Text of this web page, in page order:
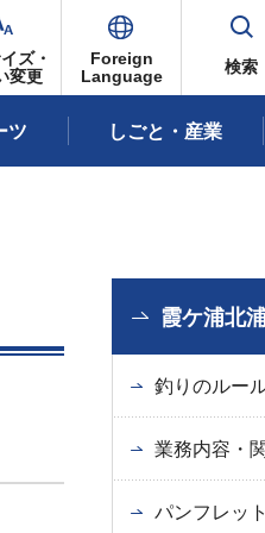
ズ・
変更
Foreign
Language
検索
ツ しごと・産業
霞ケ浦北
釣りのルー
業務内容・
パンフレッ